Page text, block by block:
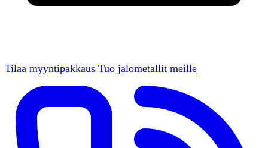
Tilaa myyntipakkaus Tuo jalometallit meille